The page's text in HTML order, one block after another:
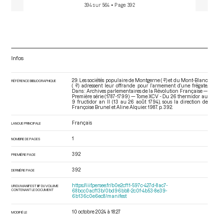
394 sur 564 • Page 392
Infos
RÉFÉRENCE BIBLIOGRAPHIQUE
29. Les sociétés populaire de Montgerne ( ?) et du Mont-Blanc
( ?) adressent leur offrande pour l’armement d’une frégate.
Dans : Archives parlementaires de la Révolution Française —
Première série (1787-1799) — Tome XCV - Du 26 thermidor au
9 fructidor an II (13 au 26 août 1794) , sous la direction de
Françoise Brunel et Aline Alquier. 1987. p. 392.
LANGUE PRINCIPALE Français
NOMBRE DE PAGES 1
PREMIÈRE PAGE 392
DERNIÈRE PAGE 392
URI DU MANIFEST IIIF DU VOLUME
CONTENANT LE DOCUMENT
https://iiif.persee.fr/b0e2cf11-597c-427d-8ac7-
68bcc0acf13b/0bd96bb8-2c0f-4b53-8e39-
6b136c0e6ec8/manifest
MODIFIÉ LE 10 octobre 2024 à 18:27